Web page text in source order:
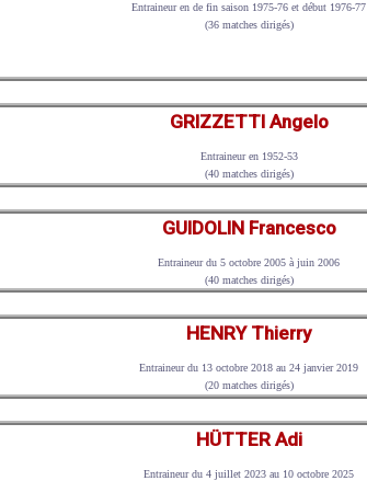
Entraineur en de fin saison 1975-76 et début 1976-77
(36 matches dirigés)
GRIZZETTI Angelo
Entraineur en 1952-53
(40 matches dirigés)
GUIDOLIN Francesco
Entraineur du 5 octobre 2005 à juin 2006
(40 matches dirigés)
HENRY Thierry
Entraineur du 13 octobre 2018 au 24 janvier 2019
(20 matches dirigés)
HÜTTER Adi
Entraineur du 4 juillet 2023 au 10 octobre 2025